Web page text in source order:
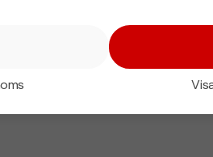
Luftpump & campinglampa
Nordic Drift Titan
fr. 301,25 kr inkl. moms